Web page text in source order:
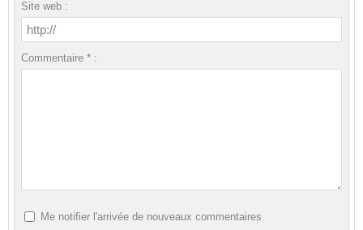
Site web :
Commentaire * :
Me notifier l'arrivée de nouveaux commentaires